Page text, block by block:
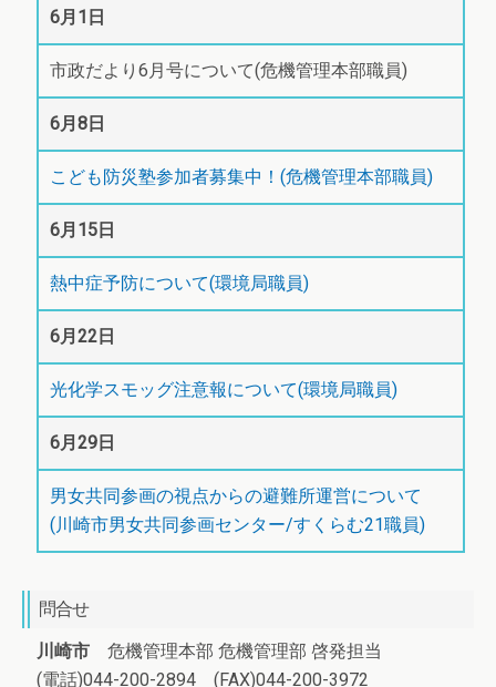
6月1日
市政だより6月号について(危機管理本部職員)
6月8日
こども防災塾参加者募集中！(危機管理本部職員)
6月15日
熱中症予防について(環境局職員)
6月22日
光化学スモッグ注意報について(環境局職員)
6月29日
男女共同参画の視点からの避難所運営について
(川崎市男女共同参画センター/すくらむ21職員)
問合せ
川崎市 危機管理本部 危機管理部 啓発担当
(電話)044-200-2894 (FAX)044-200-3972